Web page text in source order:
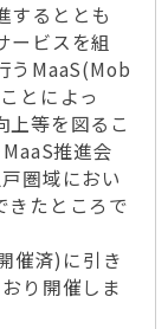
するととも
ービスを組
うMaaS(Mob
とによっ
上等を図るこ
推進会
圏域におい
きたところで
催済)に引き
り開催しま